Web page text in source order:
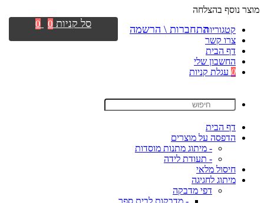
מוצר נוסף בהצלחה
קטגוריות
צרו קשר
דף הבית
החשבון שלי
0 עגלת קניות
דף הבית
הדפסה על מוצרים
- מיתוג מתנות מוסדות
- תעודת לידה
חיסול מלאי
מיתוג לחגיגה
דפי מדבקה
- מדבקות לבית ספר
התחברות \ הרשמה סל קניות 0
0